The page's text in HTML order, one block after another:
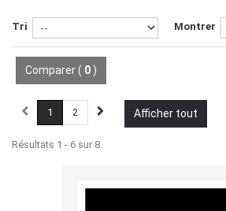
Tri Montrer
Comparer ( 0 )
Afficher tout
1 2
Résultats 1 - 6 sur 8.